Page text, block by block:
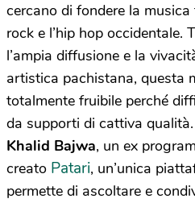
cercano di fondere la
rock e l’hip hop occidentale.
l’ampia diffusione e la
artistica pachistana, questa
totalmente fruibile perché
da supporti di cattiva
Khalid Bajwa, un ex
creato Patari, un’unica
permette di ascoltare e